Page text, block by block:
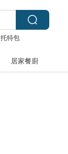
托特包
居家餐廚